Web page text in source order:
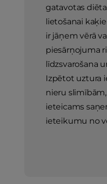
gatavotas
lietošanai
ir jāņem vērā
piesārņojuma
līdzsvarošana
Izpētot uztura
nieru
ieteicams
ieteikumu no